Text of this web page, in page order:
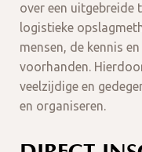
over een uitgebreide
logistieke
mensen, de kennis
voorhanden.
veelzijdige en
en organiseren.